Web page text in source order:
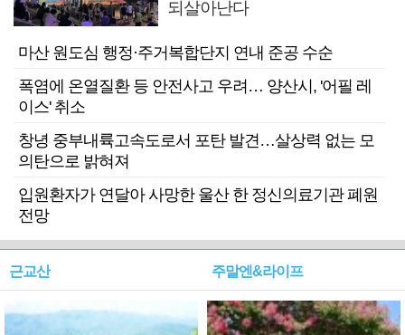
되살아난다
마산 원도심 행정·주거복합단지 연내 준공 수순
폭염에 온열질환 등 안전사고 우려… 양산시, '어필 레
이스' 취소
창녕 중부내륙고속도로서 포탄 발견…살상력 없는 모
의탄으로 밝혀져
입원환자가 연달아 사망한 울산 한 정신의료기관 폐원
전망
근교산 주말엔&라이프